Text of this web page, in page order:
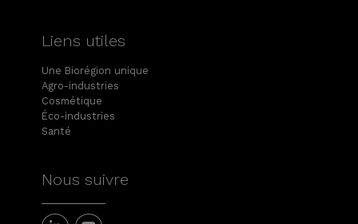
Liens utiles
Une Biorégion unique
Agro-industries
Cosmétique
Éco-industries
Santé
Nous suivre